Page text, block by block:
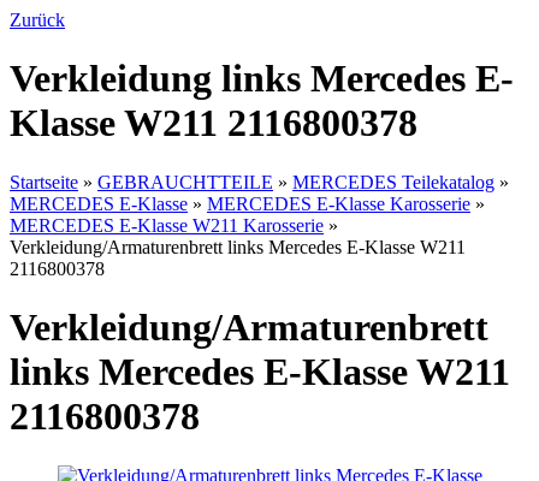
Zurück
Verkleidung links Mercedes E-
Klasse W211 2116800378
Startseite » GEBRAUCHTTEILE » MERCEDES Teilekatalog »
MERCEDES E-Klasse » MERCEDES E-Klasse Karosserie »
MERCEDES E-Klasse W211 Karosserie »
Verkleidung/Armaturenbrett links Mercedes E-Klasse W211
2116800378
Verkleidung/Armaturenbrett
links Mercedes E-Klasse W211
2116800378